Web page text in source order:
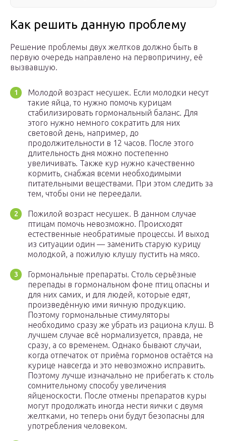
Как решить данную проблему
Решение проблемы двух желтков должно быть в
первую очередь направлено на первопричину, её
вызвавшую.
Молодой возраст несушек. Если молодки несут
такие яйца, то нужно помочь курицам
стабилизировать гормональный баланс. Для
этого нужно немного сократить для них
световой день, например, до
продолжительности в 12 часов. После этого
длительность дня можно постепенно
увеличивать. Также кур нужно качественно
кормить, снабжая всеми необходимыми
питательными веществами. При этом следить за
тем, чтобы они не переедали.
Пожилой возраст несушек. В данном случае
птицам помочь невозможно. Происходят
естественные необратимые процессы. И выход
из ситуации один — заменить старую курицу
молодкой, а пожилую клушу пустить на мясо.
Гормональные препараты. Столь серьёзные
перепады в гормональном фоне птиц опасны и
для них самих, и для людей, которые едят,
произведённую ими яичную продукцию.
Поэтому гормональные стимуляторы
необходимо сразу же убрать из рациона клуш. В
лучшем случае всё нормализуется, правда, не
сразу, а со временем. Однако бывают случаи,
когда отпечаток от приёма гормонов остаётся на
курице навсегда и это невозможно исправить.
Поэтому лучше изначально не прибегать к столь
сомнительному способу увеличения
яйценоскости. После отмены препаратов куры
могут продолжать иногда нести яички с двумя
желтками, но теперь они будут безопасны для
употребления человеком.